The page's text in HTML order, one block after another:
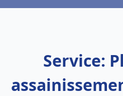
Service: